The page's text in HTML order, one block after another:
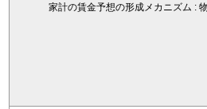
家計の賃金予想の形成メカニズム :